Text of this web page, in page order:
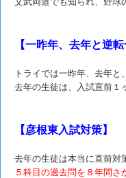
【一昨年、去年と逆
トライでは一昨年、去年と、
去年の生徒は、入試直前１
【彦根東入試対策】
去年の生徒は本当に直前対
５科目の過去問を８年間さ